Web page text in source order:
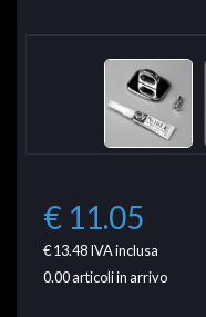
€ 11.05
€ 13.48IVA inclusa
0.00articoli in arrivo